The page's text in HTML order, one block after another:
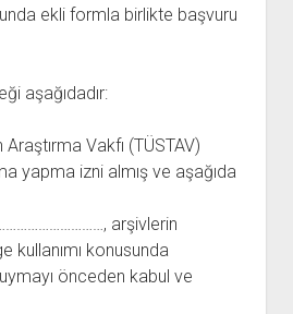
İŞİTSEL ARŞİV FONU
YARARLANMA KOŞULLARI
KİTAPLIĞI
KİTAPLIĞI
KİTAPLIĞI
KÜLLİYATI KİTAPLIĞI
HİKMET KİTAPLIĞI
KIVILCIMLI KİTAPLIĞI
SADİ KİTAPLIĞI
ABONE FORMU
HESAPLARIMIZ
ekli formla birlikte başvuru
aşağıdadır:
Vakfı (TÜSTAV)
yapma izni almış ve aşağıda
arşivlerin
kullanımı konusunda
önceden kabul ve